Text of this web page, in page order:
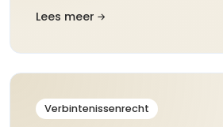
Lees meer
Verbintenissenrecht